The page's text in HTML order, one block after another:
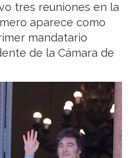
tres reuniones en la
aparece como
mandatario
de la Cámara de